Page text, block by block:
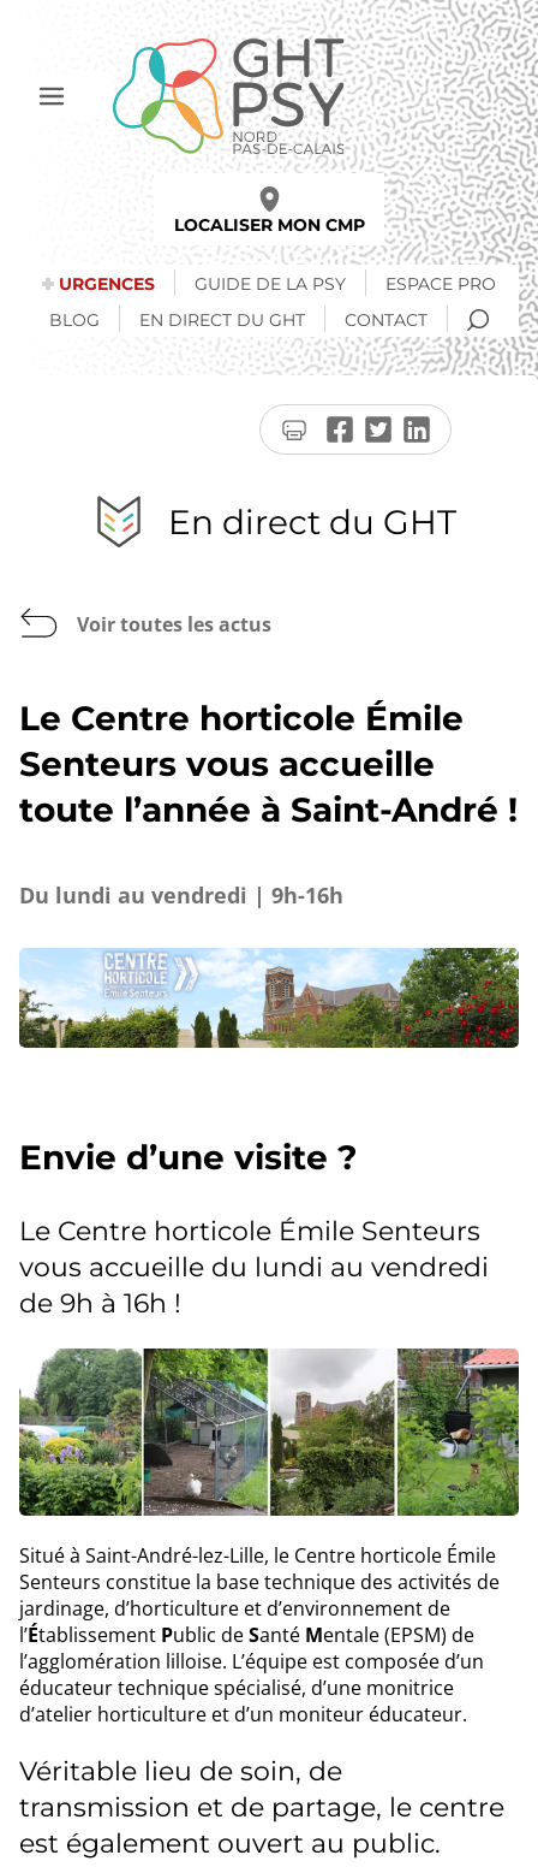
principal
Afficher
LOCALISER MON CMP
URGENCES GUIDE DE LA PSY
ESPACE PRO
BLOG
EN DIRECT DU GHT CONTACT
En direct du GHT
Voir toutes les actus
Le Centre horticole Émile
Senteurs vous accueille
toute l’année à Saint-André !
Du lundi au vendredi | 9h-16h
Envie d’une visite ?
Le Centre horticole Émile Senteurs
vous accueille du lundi au vendredi
de 9h à 16h !
Situé à Saint-André-lez-Lille, le Centre horticole Émile
Senteurs constitue la base technique des activités de
jardinage, d’horticulture et d’environnement de
l’Établissement Public deSanté Mentale (EPSM) de
l’agglomération lilloise. L’équipe est composée d’un
éducateur technique spécialisé, d’une monitrice
d’atelier horticulture et d’un moniteur éducateur.
Véritable lieu de soin, de
transmission et de partage, le centre
est également ouvert au public.
Imprimer
la
Partager
sur
Partager
sur
Partager
sur